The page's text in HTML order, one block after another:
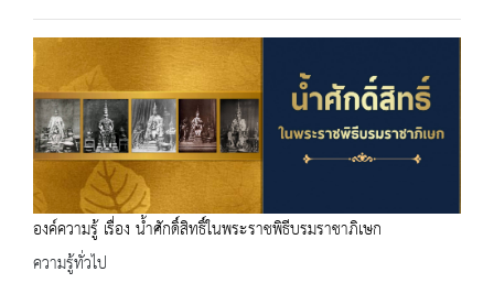
องค์ความรู้ เรื่อง น้ำศักดิ์สิทธิ์ในพระราชพิธีบรมราชาภิเษก
ความรู้ทั่วไป